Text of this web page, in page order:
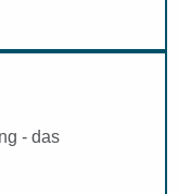
- das